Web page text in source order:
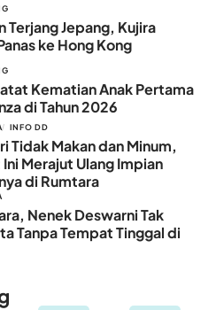
Terjang Jepang, Kujira
ke Hong Kong
Kematian Anak Pertama
di Tahun 2026
INFO DD
Tidak Makan dan Minum,
Merajut Ulang Impian
di Rumtara
Nenek Deswarni Tak
Tanpa Tempat Tinggal di